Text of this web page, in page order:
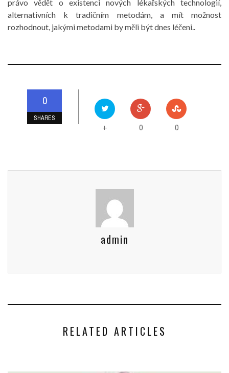
právo vědět o existenci nových lékařských technologií,
alternativních k tradičním metodám, a mít možnost
rozhodnout, jakými metodami by měli být dnes léčeni..
0
SHARES
+ 0 0
admin
RELATED ARTICLES